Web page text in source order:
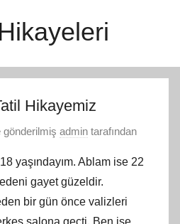
Hikayemiz
gönderilmiş admin tarafından
yaşındayım. Ablam ise 22
gayet güzeldir.
bir gün önce valizleri
salona geçti. Ben ise